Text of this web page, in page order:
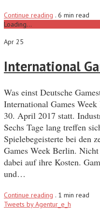
Continue reading . 6 min read
Loading...
Apr 25
International
Was einst Deutsche
International Games
30. April 2017 statt.
Sechs Tage lang treffen
Spielebegeisterte bei den
Games Week Berlin.
dabei auf ihre Kosten.
und…
Continue reading . 1 min read
Tweets by Agentur_e_h